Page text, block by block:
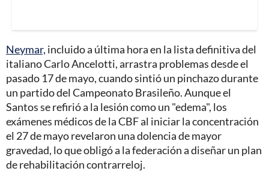
Neymar, incluido a última hora en la lista definitiva del
italiano Carlo Ancelotti, arrastra problemas desde el
pasado 17 de mayo, cuando sintió un pinchazo durante
un partido del Campeonato Brasileño. Aunque el
Santos se refirió a la lesión como un "edema", los
exámenes médicos de la CBF al iniciar la concentración
el 27 de mayo revelaron una dolencia de mayor
gravedad, lo que obligó a la federación a diseñar un plan
de rehabilitación contrarreloj.